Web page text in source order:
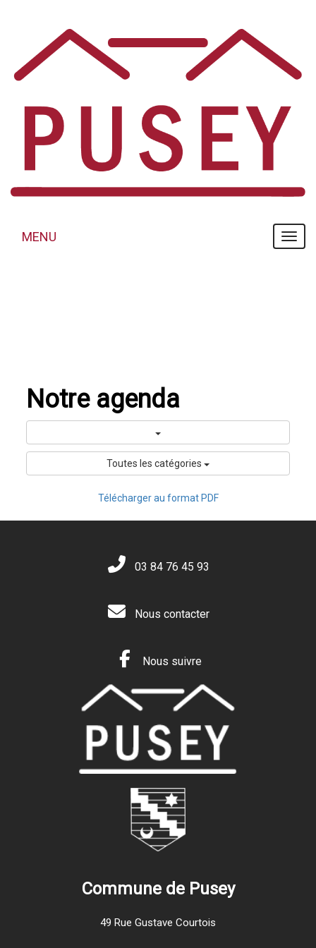
MENU
MENU
Notre agenda
Toutes les catégories
Télécharger au format PDF
03 84 76 45 93
Nous contacter
Nous suivre
Commune de Pusey
49 Rue Gustave Courtois